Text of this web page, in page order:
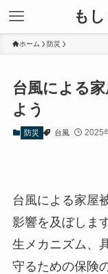
も
ホーム 防災
台風による
よう
防災 台風 2025
台風による家屋
影響を及ぼしま
生メカニズム、
守るための保険